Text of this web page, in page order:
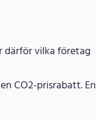
därför vilka företag
CO2-prisrabatt. En